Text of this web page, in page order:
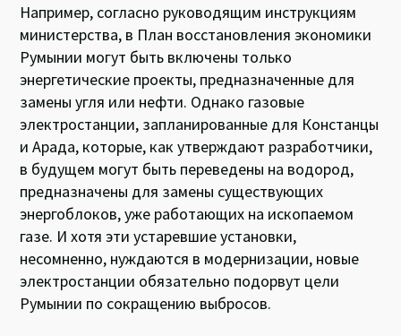
Например, согласно руководящим инструкциям
министерства, в План восстановления экономики
Румынии могут быть включены только
энергетические проекты, предназначенные для
замены угля или нефти. Однако газовые
электростанции, запланированные для Констанцы
и Арада, которые, как утверждают разработчики,
в будущем могут быть переведены на водород,
предназначены для замены существующих
энергоблоков, уже работающих на ископаемом
газе. И хотя эти устаревшие установки,
несомненно, нуждаются в модернизации, новые
электростанции обязательно подорвут цели
Румынии по сокращению выбросов.